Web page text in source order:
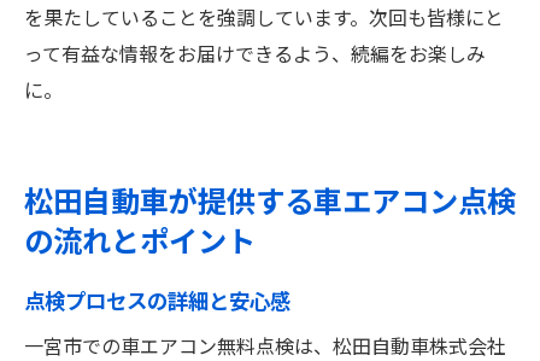
を果たしていることを強調しています。次回も皆様にと
って有益な情報をお届けできるよう、続編をお楽しみ
に。
松田自動車が提供する車エアコン点検
の流れとポイント
点検プロセスの詳細と安心感
一宮市での車エアコン無料点検は、松田自動車株式会社